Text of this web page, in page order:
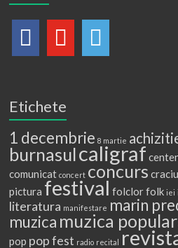
Etichete
1 decembrie 8 martie
burnasulcaligraf
comunicat concert concurs
pictura festival folclorfolk iei
literatura manifestare marin
muzica muzica
pop pop fest radio recital